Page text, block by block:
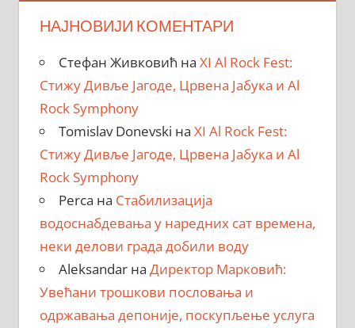
НАЈНОВИЈИ КОМЕНТАРИ
Стефан Живковић на XI Al Rock Fest:
Стижу Дивље Јагоде, Црвена Јабука и Al
Rock Symphony
Tomislav Donevski на XI Al Rock Fest:
Стижу Дивље Јагоде, Црвена Јабука и Al
Rock Symphony
Perca на Стабилизација
водоснабдевања у наредних сат времена,
неки делови града добили воду
Aleksandarна Директор Марковић:
Увећани трошкови пословања и
одржавања депоније, поскупљење услуга